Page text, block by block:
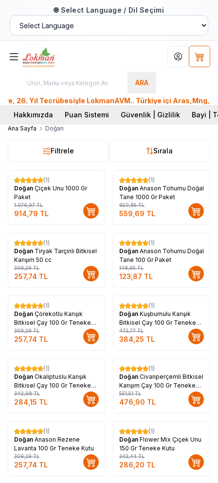
🌐 Select Language / Dil Seçimi
ARA
Hesabım
Yıl Tecrübesiyle LokmanAVM.. Türkiye içi
Hakkımızda
Puan Sistemi Güvenlik | Gizlilik Bayi |
Ana Sayfa Doğan
Filtrele Sırala
%15
(1)
Doğan Çiçek Unu 1000 Gr
Paket
1.076,97TL
914,79 TL
%14
(1)
Doğan Anason Tohumu Doğal
Tane 1000 Gr Paket
650,85TL
559,69 TL
%17
(1)
Doğan Tiryak Tarçınlı Bitkisel
Karışım 50 cc
309,29TL
257,74 TL
%17
(1)
Doğan Anason Tohumu Doğal
Tane 100 Gr Paket
148,65TL
123,87 TL
%17
(1)
Doğan Çörekotlu Karışık
Bitkisel Çay 100 Gr Teneke
Kutu
309,29TL
257,74 TL
%19
(1)
Doğan Kuşburnulu Karışık
Bitkisel Çay 100 Gr Teneke
Kutu
472,77TL
384,25 TL
%17
(1)
Doğan Okaliptuslu Karışık
Bitkisel Çay 100 Gr Teneke
Kutu
340,98TL
284,15 TL
%14
(1)
Doğan Civanperçemli Bitkisel
Karışım Çay 100 Gr Teneke
Kutu
551,51TL
476,90 TL
%17
(1)
Doğan Anason Rezene
Lavanta 100 Gr Teneke Kutu
309,29TL
257,74 TL
%17
(1)
Doğan Flower Mix Çiçek Unu
150 Gr Teneke Kutu
343,44TL
286,20 TL